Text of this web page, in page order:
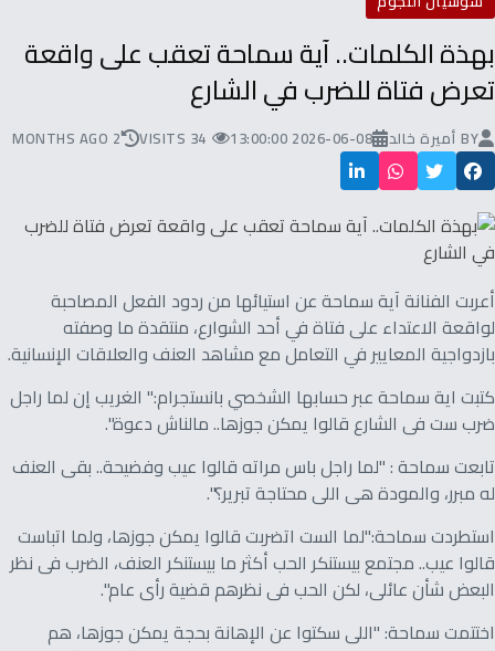
بهذة الكلمات.. آية سماحة تعقب على واقعة
تعرض فتاة للضرب في الشارع
BY أميرة خالد 2026-06-08 13:00:00
34 VISITS
2 MONTHS AGO
أعربت الفنانة آية سماحة عن استيائها من ردود الفعل المصاحبة
لواقعة الاعتداء على فتاة في أحد الشوارع، منتقدة ما وصفته
بازدواجية المعايير في التعامل مع مشاهد العنف والعلاقات الإنسانية.
كتبت اية سماحة عبر حسابها الشخصي بانستجرام:" الغريب إن لما راجل
ضرب ست فى الشارع قالوا يمكن جوزها.. مالناش دعوة".
تابعت سماحة : "لما راجل باس مراته قالوا عيب وفضيحة.. بقى العنف
له مبرر، والمودة هى اللى محتاجة تبرير؟".
استطردت سماحة:"لما الست اتضربت قالوا يمكن جوزها، ولما اتباست
قالوا عيب.. مجتمع بيستنكر الحب أكثر ما بيستنكر العنف، الضرب فى نظر
البعض شأن عائلى، لكن الحب فى نظرهم قضية رأى عام".
اختتمت سماحة: "اللى سكتوا عن الإهانة بحجة يمكن جوزها، هم